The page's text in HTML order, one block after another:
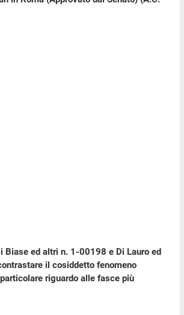
ed altri n. 1-00198 e Di Lauro ed
il cosiddetto fenomeno
riguardo alle fasce più